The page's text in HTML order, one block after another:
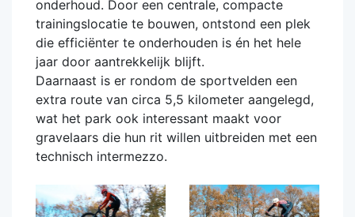
onderhoud. Door een centrale, compacte
trainingslocatie te bouwen, ontstond een plek
die efficiënter te onderhouden is én het hele
jaar door aantrekkelijk blijft.
Daarnaast is er rondom de sportvelden een
extra route van circa 5,5 kilometer aangelegd,
wat het park ook interessant maakt voor
gravelaars die hun rit willen uitbreiden met een
technisch intermezzo.